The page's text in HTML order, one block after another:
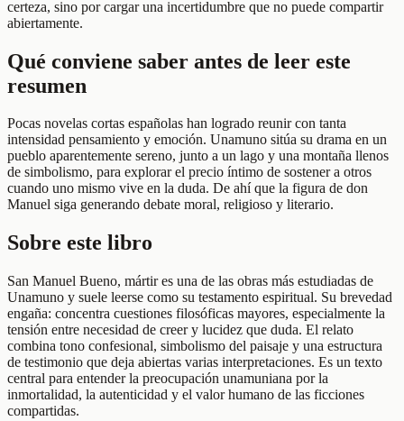
certeza, sino por cargar una incertidumbre que no puede compartir
abiertamente.
Qué conviene saber antes de leer este
resumen
Pocas novelas cortas españolas han logrado reunir con tanta
intensidad pensamiento y emoción. Unamuno sitúa su drama en un
pueblo aparentemente sereno, junto a un lago y una montaña llenos
de simbolismo, para explorar el precio íntimo de sostener a otros
cuando uno mismo vive en la duda. De ahí que la figura de don
Manuel siga generando debate moral, religioso y literario.
Sobre este libro
San Manuel Bueno, mártir es una de las obras más estudiadas de
Unamuno y suele leerse como su testamento espiritual. Su brevedad
engaña: concentra cuestiones filosóficas mayores, especialmente la
tensión entre necesidad de creer y lucidez que duda. El relato
combina tono confesional, simbolismo del paisaje y una estructura
de testimonio que deja abiertas varias interpretaciones. Es un texto
central para entender la preocupación unamuniana por la
inmortalidad, la autenticidad y el valor humano de las ficciones
compartidas.